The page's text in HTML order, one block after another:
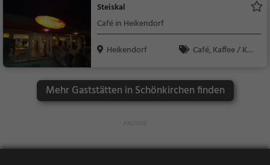
Steiskal
Café in Heikendorf
Heikendorf
Café, Kaffee / Kuc
ck / Teigwaren
Mehr Gaststätten in Schönkirchen finden